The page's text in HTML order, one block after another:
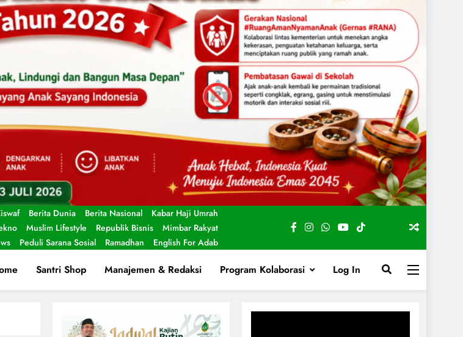
Berita Dunia Berita Nasional
Kabar Haji Umrah
Muslim Lifestyle Republik Bisnis
Mimbar Rakyat
Peduli Sarana Sosial Ramadhan English For Adab
Santri Shop Manajemen & Redaksi Program Kolaborasi Log In